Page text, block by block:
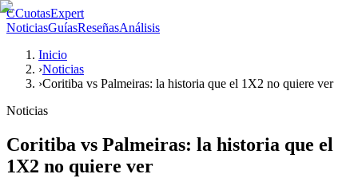
CCuotasExpert
NoticiasGuíasReseñasAnálisis
Inicio
›Noticias
›Coritiba vs Palmeiras: la historia que el 1X2 no quiere ver
Noticias
Coritiba vs Palmeiras: la historia que el
1X2 no quiere ver